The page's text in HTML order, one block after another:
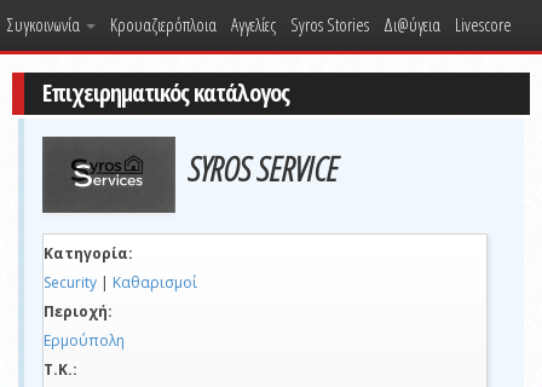
Συγκοινωνία
Κρουαζιερόπλοια Αγγελίες Syros Stories Δι@ύγεια Livescore
Επιχειρηματικός κατάλογος
SYROS SERVICE
Κατηγορία:
Security | Καθαρισμοί
Περιοχή:
Ερμούπολη
Τ.Κ.: